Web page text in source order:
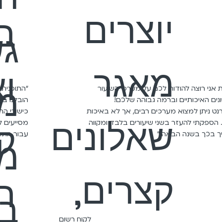
הובלנו
מסייעים
עבור
לקוח רשום
אני רוצה להודות לכם על מערכי השיעור
האיכותיים וברמה גבוהה שלכם!
ניתן למצוא מערכים רבים, אך לא באיכות
להעזר בשני שיעורים בלבד ומקווה
בכך בשנה הבאה.״
יוצרים
מאגר
שאלונים
קצרים,